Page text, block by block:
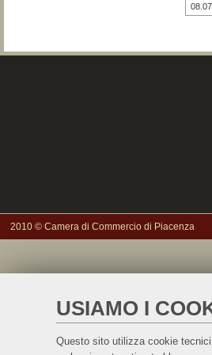
USIAMO I
Questo sito utilizza cookie
2010 © Camera di Commercio di Piacenza